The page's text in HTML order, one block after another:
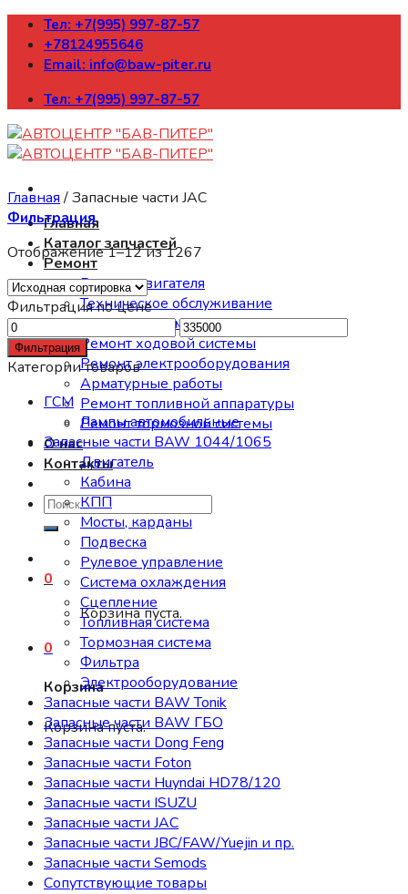
Skip
content
Тел: +7(995) 997-87-57
+78124955646
Email: info@baw-piter.ru
Тел: +7(995) 997-87-57
Главная
Каталог запчастей
Ремонт
Ремонт двигателя
Техническое обслуживание
Ремонт трансмиссии
Ремонт ходовой системы
Ремонт электрооборудования
Арматурные работы
Ремонт топливной аппаратуры
Ремонт тормозной системы
О нас
Контакты
Искать:
0
Корзина пуста.
0
Корзина
Корзина пуста.
Главная /Запасные части JAC
Фильтрация
Отображение 1–12 из 1267
Фильтрация по цене
Минимальная
цена
Максимальная
цена
Фильтрация
Категории товаров
ГСМ
Лампы автомобильные
Запасные части BAW 1044/1065
Двигатель
Кабина
КПП
Мосты, карданы
Подвеска
Рулевое управление
Система охлаждения
Сцепление
Топливная система
Тормозная система
Фильтра
Электрооборудование
Запасные части BAW Tonik
Запасные части BAW ГБО
Запасные части Dong Feng
Запасные части Foton
Запасные части Huyndai HD78/120
Запасные части ISUZU
Запасные части JAC
Запасные части JBC/FAW/Yuejin и пр.
Запасные части Semods
Сопутствующие товары